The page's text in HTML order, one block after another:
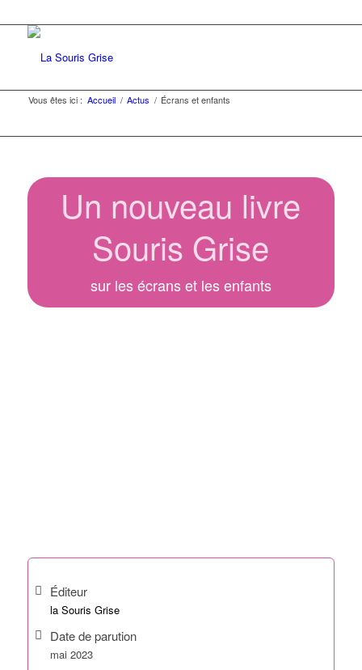
Vous êtes ici : Accueil / Actus / Écrans et enfants
Un nouveau livre
Souris Grise
sur les écrans et les enfants
Éditeur
la Souris Grise
Date de parution
mai 2023